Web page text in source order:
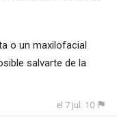
o un maxilofacial
salvarte de la
el 7 jul. 10